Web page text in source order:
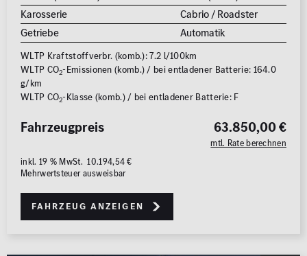
Karosserie
Cabrio / Roadster
Getriebe
Automatik
WLTP Kraftstoffverbr. (komb.): 7.2 l/100km
WLTP CO2-Emissionen (komb.) / bei entladener Batterie: 164.0
g/km
WLTP CO2-Klasse (komb.) / bei entladener Batterie: F
63.850,00 €
mtl. Rate berechnen
Fahrzeugpreis
inkl. 19 % MwSt. 10.194,54 €
Mehrwertsteuer ausweisbar
Fahrzeug anzeigen